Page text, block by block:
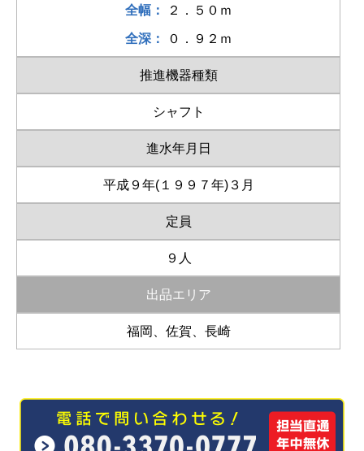
全幅： ２．５０ｍ
全深： ０．９２ｍ
推進機器種類
シャフト
進水年月日
平成９年(１９９７年)３月
定員
９人
出品エリア
福岡、佐賀、長崎